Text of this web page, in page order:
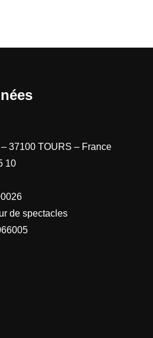
37100 TOURS – France
10
de spectacles